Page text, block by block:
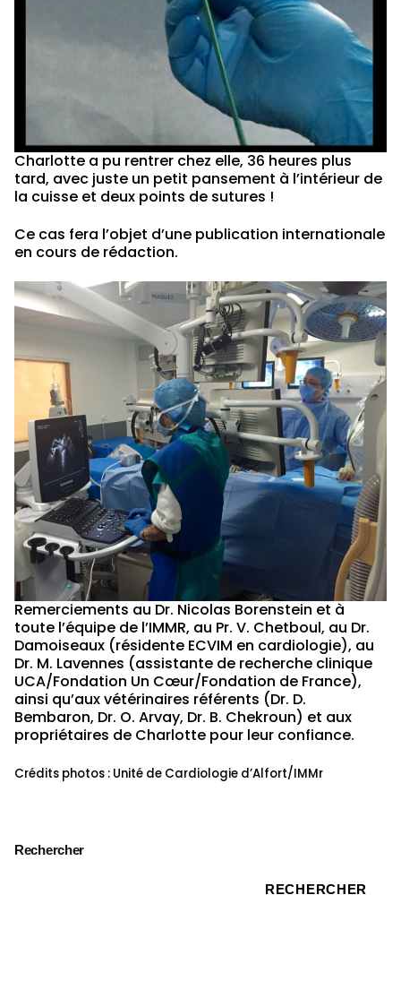
Rechercher
RECHERCHER
Charlotte a pu rentrer chez elle, 36 heures plus
tard, avec juste un petit pansement à l’intérieur de
la cuisse et deux points de sutures !
Ce cas fera l’objet d’une publication internationale
en cours de rédaction.
Remerciements au Dr. Nicolas Borenstein et à
toute l’équipe de l’IMMR, au Pr. V. Chetboul, au Dr.
Damoiseaux (résidente ECVIM en cardiologie), au
Dr. M. Lavennes (assistante de recherche clinique
UCA/Fondation Un Cœur/Fondation de France),
ainsi qu’aux vétérinaires référents (Dr. D.
Bembaron, Dr. O. Arvay, Dr. B. Chekroun) et aux
propriétaires de Charlotte pour leur confiance.
Crédits photos : Unité de Cardiologie d’Alfort/IMMr